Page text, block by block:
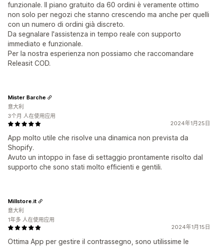
funzionale. Il piano gratuito da 60 ordini è veramente ottimo
non solo per negozi che stanno crescendo ma anche per quelli
con un numero di ordini già discreto.
Da segnalare l'assistenza in tempo reale con supporto
immediato e funzionale.
Per la nostra esperienza non possiamo che raccomandare
Releasit COD.
2024年1月25日
App molto utile che risolve una dinamica non prevista da
Shopify.
Avuto un intoppo in fase di settaggio prontamente risolto dal
supporto che sono stati molto efficienti e gentili.
Mister Barche
意大利
3个月 人在使用应用
2024年1月15日
Ottima App per gestire il contrassegno, sono utilissime le
Millstore.it
意大利
1年多 人在使用应用